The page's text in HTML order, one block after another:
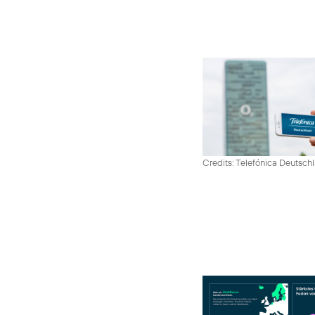
Credits: Telefónica